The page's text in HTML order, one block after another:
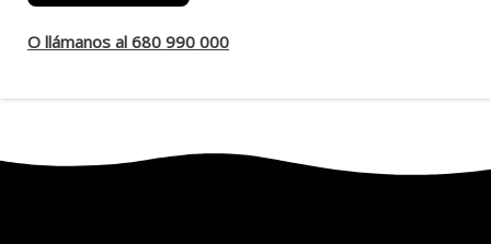
O llámanos al 680 990 000